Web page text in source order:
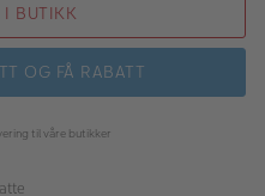
I BUTIKK
OG FÅ RABATT
til våre butikker